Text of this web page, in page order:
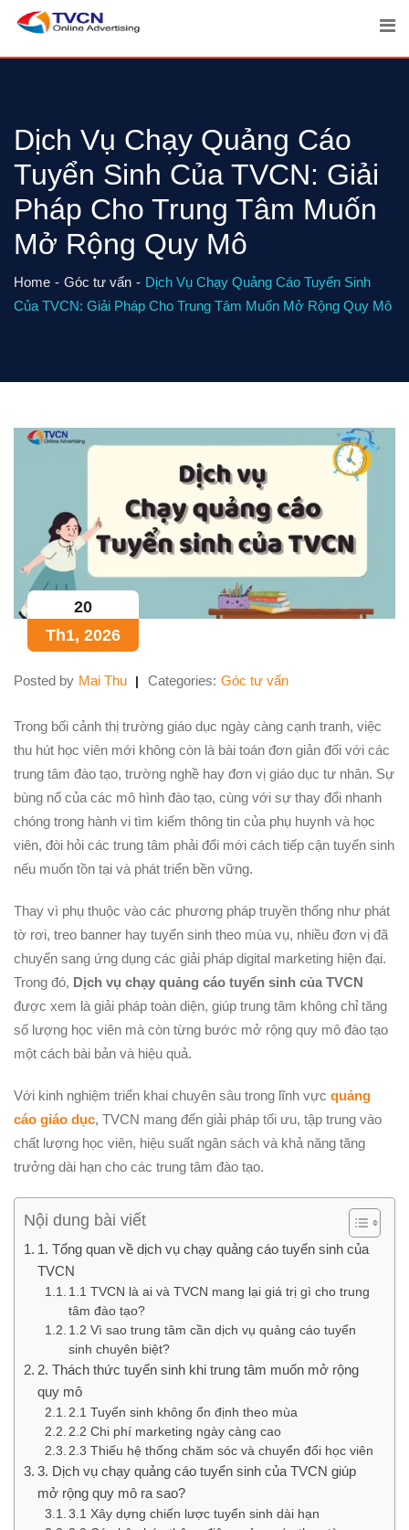
content
Dịch Vụ Chạy Quảng Cáo
Tuyển Sinh Của TVCN: Giải
Pháp Cho Trung Tâm Muốn
Mở Rộng Quy Mô
Home Góc tư vấn
Dịch Vụ Chạy Quảng Cáo Tuyển Sinh
Của TVCN: Giải Pháp Cho Trung Tâm Muốn Mở Rộng Quy Mô
20
Th1, 2026
Posted by Mai Thu Categories: Góc tư vấn
Trong bối cảnh thị trường giáo dục ngày càng cạnh tranh, việc
thu hút học viên mới không còn là bài toán đơn giản đối với các
trung tâm đào tạo, trường nghề hay đơn vị giáo dục tư nhân. Sự
bùng nổ của các mô hình đào tạo, cùng với sự thay đổi nhanh
chóng trong hành vi tìm kiếm thông tin của phụ huynh và học
viên, đòi hỏi các trung tâm phải đổi mới cách tiếp cận tuyển sinh
nếu muốn tồn tại và phát triển bền vững.
Thay vì phụ thuộc vào các phương pháp truyền thống như phát
tờ rơi, treo banner hay tuyển sinh theo mùa vụ, nhiều đơn vị đã
chuyển sang ứng dụng các giải pháp digital marketing hiện đại.
Trong đó, Dịch vụ chạy quảng cáo tuyển sinh của TVCN
được xem là giải pháp toàn diện, giúp trung tâm không chỉ tăng
số lượng học viên mà còn từng bước mở rộng quy mô đào tạo
một cách bài bản và hiệu quả.
Với kinh nghiệm triển khai chuyên sâu trong lĩnh vực quảng
cáo giáo dục, TVCN mang đến giải pháp tối ưu, tập trung vào
chất lượng học viên, hiệu suất ngân sách và khả năng tăng
trưởng dài hạn cho các trung tâm đào tạo.
Nội dung bài viết
1. Tổng quan về dịch vụ chạy quảng cáo tuyển sinh của
TVCN
1.1 TVCN là ai và TVCN mang lại giá trị gì cho trung
tâm đào tạo?
1.2 Vì sao trung tâm cần dịch vụ quảng cáo tuyển
sinh chuyên biệt?
2. Thách thức tuyển sinh khi trung tâm muốn mở rộng
quy mô
2.1 Tuyển sinh không ổn định theo mùa
2.2 Chi phí marketing ngày càng cao
2.3 Thiếu hệ thống chăm sóc và chuyển đổi học viên
3. Dịch vụ chạy quảng cáo tuyển sinh của TVCN giúp
mở rộng quy mô ra sao?
3.1 Xây dựng chiến lược tuyển sinh dài hạn